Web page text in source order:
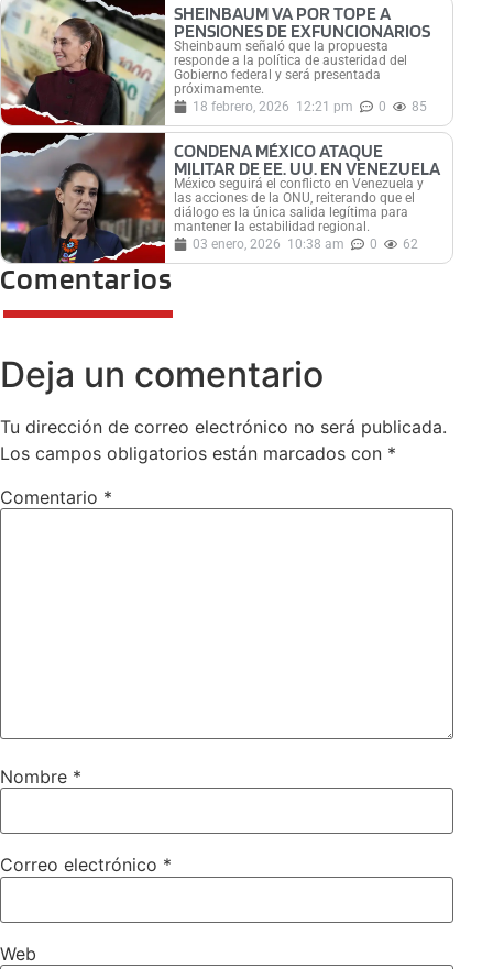
SHEINBAUM VA POR TOPE A
PENSIONES DE EXFUNCIONARIOS
Sheinbaum señaló que la propuesta
responde a la política de austeridad del
Gobierno federal y será presentada
próximamente.
18 febrero, 2026 12:21 pm 0 85
CONDENA MÉXICO ATAQUE
MILITAR DE EE. UU. EN VENEZUELA
México seguirá el conflicto en Venezuela y
las acciones de la ONU, reiterando que el
diálogo es la única salida legítima para
mantener la estabilidad regional.
03 enero, 2026 10:38 am 0 62
Comentarios
Deja un comentario
Tu dirección de correo electrónico no será publicada.
Los campos obligatorios están marcados con *
Comentario *
Nombre *
Correo electrónico *
Web